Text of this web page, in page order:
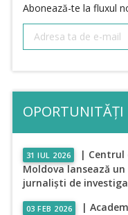
Abonează-te la fluxul
OPORTUNITĂȚI
31 IUL 2026
| Centrul
Moldova lansează
jurnaliști de
03 FEB 2026
|